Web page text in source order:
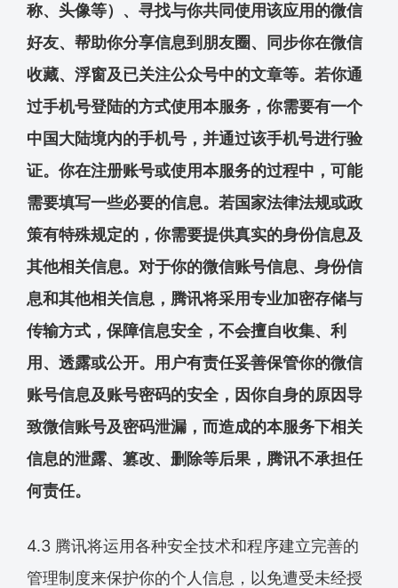
称、头像等）、寻找与你共同使用该应用的微信
好友、帮助你分享信息到朋友圈、同步你在微信
收藏、浮窗及已关注公众号中的文章等。若你通
过手机号登陆的方式使用本服务，你需要有一个
中国大陆境内的手机号，并通过该手机号进行验
证。你在注册账号或使用本服务的过程中，可能
需要填写一些必要的信息。若国家法律法规或政
策有特殊规定的，你需要提供真实的身份信息及
其他相关信息。对于你的微信账号信息、身份信
息和其他相关信息，腾讯将采用专业加密存储与
传输方式，保障信息安全，不会擅自收集、利
用、透露或公开。用户有责任妥善保管你的微信
账号信息及账号密码的安全，因你自身的原因导
致微信账号及密码泄漏，而造成的本服务下相关
信息的泄露、篡改、删除等后果，腾讯不承担任
何责任。
4.3 腾讯将运用各种安全技术和程序建立完善的
管理制度来保护你的个人信息，以免遭受未经授